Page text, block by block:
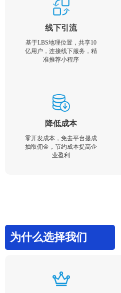
线下引流
基于LBS地理位置，共享10
亿用户，连接线下服务，精
准推荐小程序
降低成本
零开发成本，免去平台提成
抽取佣金，节约成本提高企
业盈利
为什么选择我们